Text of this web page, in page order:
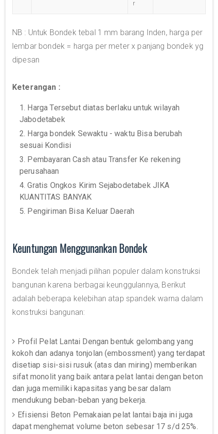
r
NB : Untuk Bondek tebal 1 mm barang Inden, harga per
lembar bondek = harga per meter x panjang bondek yg
dipesan
Keterangan :
1. Harga Tersebut diatas berlaku untuk wilayah
Jabodetabek
2. Harga bondek Sewaktu - waktu Bisa berubah
sesuai Kondisi
3. Pembayaran Cash atau Transfer Ke rekening
perusahaan
4. Gratis Ongkos Kirim Sejabodetabek JIKA
KUANTITAS BANYAK
5. Pengiriman Bisa Keluar Daerah
Keuntungan Menggunankan Bondek
Bondek telah menjadi pilihan populer dalam konstruksi
bangunan karena berbagai keunggulannya, Berikut
adalah beberapa kelebihan atap spandek warna dalam
konstruksi bangunan:
Profil Pelat Lantai Dengan bentuk gelombang yang
kokoh dan adanya tonjolan (embossment) yang terdapat
disetiap sisi-sisi rusuk (atas dan miring) memberikan
sifat monolit yang baik antara pelat lantai dengan beton
dan juga memiliki kapasitas yang besar dalam
mendukung beban-beban yang bekerja.
Efisiensi Beton Pemakaian pelat lantai baja ini juga
dapat menghemat volume beton sebesar 17 s/d 25%.